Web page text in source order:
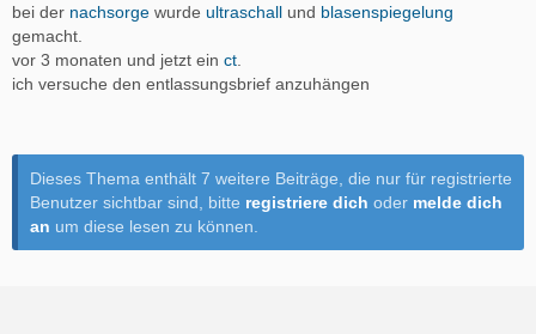
bei der nachsorge wurde ultraschall und blasenspiegelung
gemacht.
vor 3 monaten und jetzt ein ct
ich versuche den entlassungsbrief anzuhängen
Dieses Thema enthält 7 weitere Beiträge, die nur für registrierte
Benutzer sichtbar sind, bitte registriere dich oder melde dich
an um diese lesen zu können.